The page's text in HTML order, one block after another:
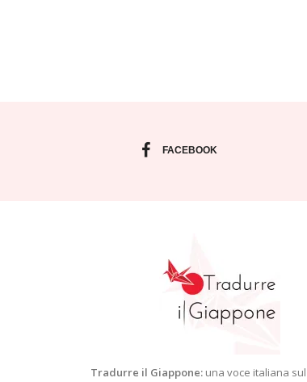
FACEBOOK
Tradurre il Giappone: una voce italiana sul